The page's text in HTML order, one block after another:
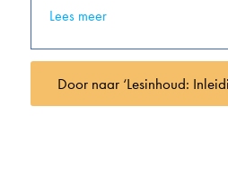
Lees meer
Door naar ‘Lesinhoud: